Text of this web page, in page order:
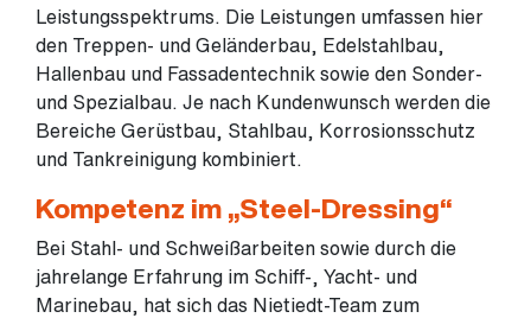
Leistungsspektrums. Die Leistungen umfassen hier
den Treppen- und Geländerbau, Edelstahlbau,
Hallenbau und Fassadentechnik sowie den Sonder-
und Spezialbau. Je nach Kundenwunsch werden die
Bereiche Gerüstbau, Stahlbau, Korrosionsschutz
und Tankreinigung kombiniert.
Kompetenz im „Steel-Dressing“
Bei Stahl- und Schweißarbeiten sowie durch die
jahrelange Erfahrung im Schiff-, Yacht- und
Marinebau, hat sich das Nietiedt-Team zum